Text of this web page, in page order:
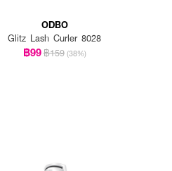
ODBO
Glitz Lash Curler 8028
฿99฿159 (38%)